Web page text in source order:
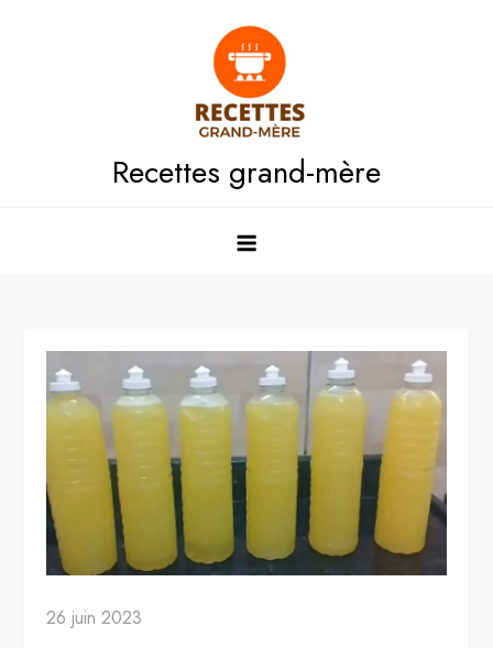
Recettes grand-mère
26 juin 2023